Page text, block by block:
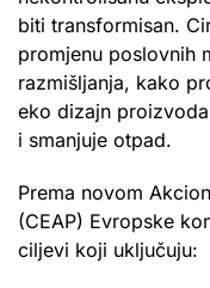
biti transformisan.
promjenu poslovnih
razmišljanja, kako
eko dizajn
i smanjuje otpad.
Prema novom
(CEAP) Evropske
ciljevi koji uključuju: